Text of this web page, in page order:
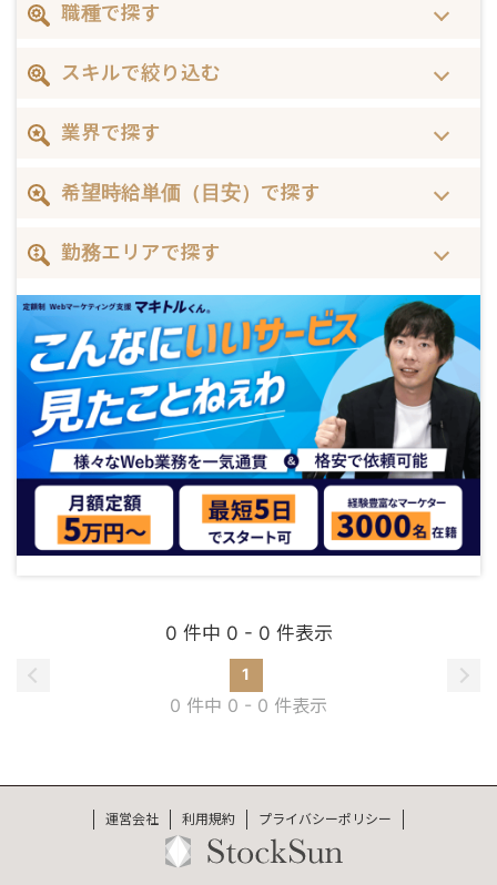
職種で探す
スキルで絞り込む
業界で探す
希望時給単価（目安）で探す
勤務エリアで探す
0 件中 0 - 0 件表示
1
0 件中 0 - 0 件表示
運営会社 利用規約 プライバシーポリシー